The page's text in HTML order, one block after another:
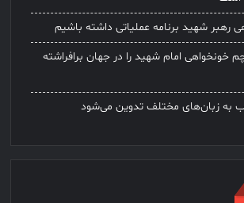
رهبر شهید برنامه عملیاتی داشته باشیم
خونخواهی امام شهید را در جهان برافراشته
به زبان‌های مختلف تدوین می‌شود